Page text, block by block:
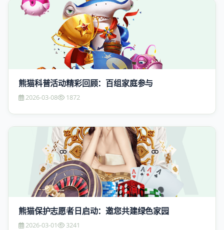
熊猫科普活动精彩回顾：百组家庭参与
2026-03-08 1872
熊猫保护志愿者日启动：邀您共建绿色家园
2026-03-01 3241